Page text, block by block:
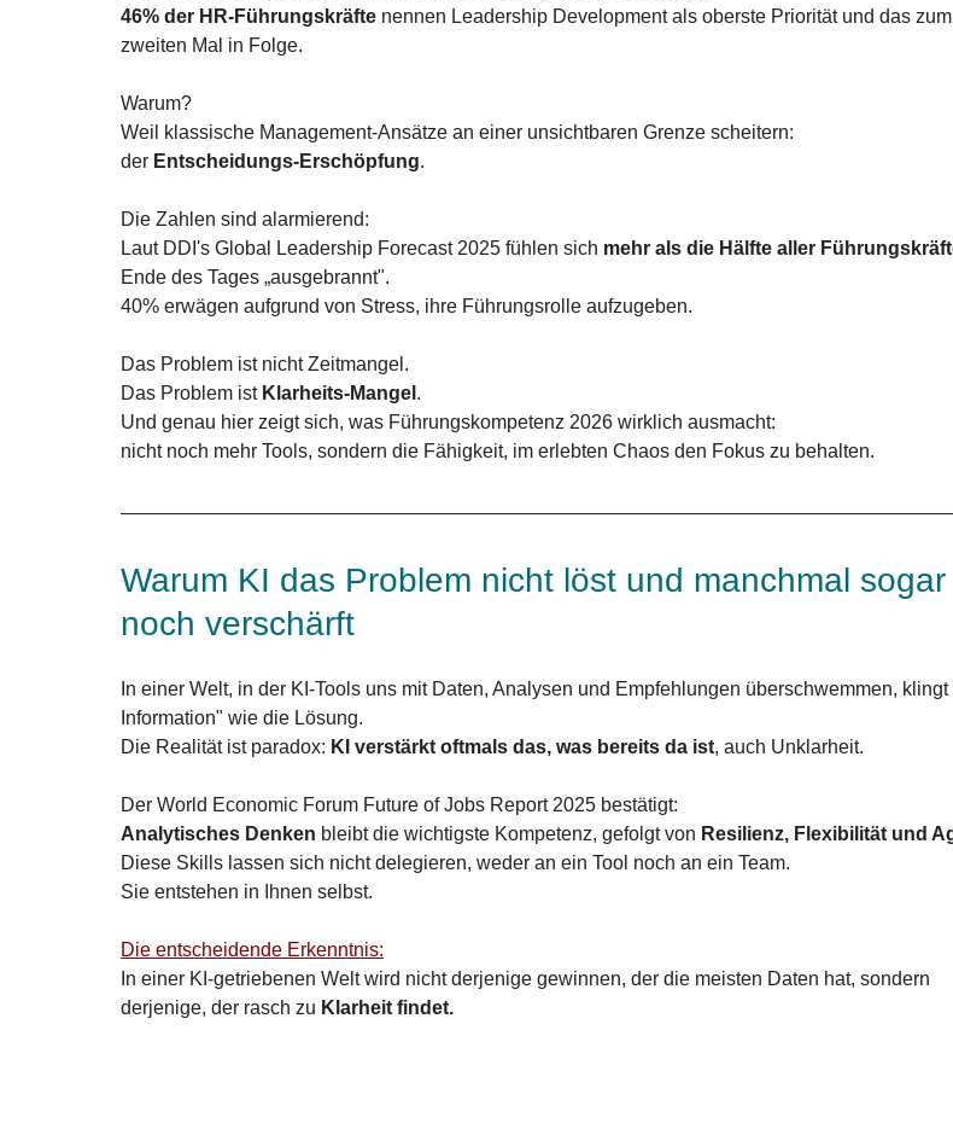
46% der HR-Führungskräfte nennen Leadership Development als oberste Priorität und das zum
zweiten Mal in Folge.
Warum?
Weil klassische Management-Ansätze an einer unsichtbaren Grenze scheitern:
der Entscheidungs-Erschöpfung.
Die Zahlen sind alarmierend:
Laut DDI's Global Leadership Forecast 2025 fühlen sich mehr als die Hälfte aller
Ende des Tages „ausgebrannt".
40% erwägen aufgrund von Stress, ihre Führungsrolle aufzugeben.
Das Problem ist nicht Zeitmangel.
Das Problem ist Klarheits-Mangel .
Und genau hier zeigt sich, was Führungskompetenz 2026 wirklich ausmacht:
nicht noch mehr Tools, sondern die Fähigkeit, im erlebten Chaos den Fokus zu behalten.
Warum KI das Problem nicht löst und manchmal sogar
noch verschärft
In einer Welt, in der KI-Tools uns mit Daten, Analysen und Empfehlungen überschwemmen, klingt
Information" wie die Lösung.
Die Realität ist paradox: KI verstärkt oftmals das, was bereits da ist, auch Unklarheit.
Der World Economic Forum Future of Jobs Report 2025 bestätigt:
Analytisches Denken bleibt die wichtigste Kompetenz, gefolgt von Resilienz, Flexibilität und
Diese Skills lassen sich nicht delegieren, weder an ein Tool noch an ein Team.
Sie entstehen in Ihnen selbst.
Die entscheidende Erkenntnis:
In einer KI-getriebenen Welt wird nicht derjenige gewinnen, der die meisten Daten hat, sondern
derjenige, der rasch zu Klarheit findet.